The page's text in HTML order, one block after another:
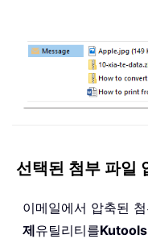
선택된 첨부 파일
이메일에서 압축된
제유틸리티를